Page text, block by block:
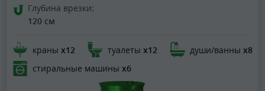
Глубина врезки:
120 см
краны х12 туалеты х12 души/ванны х8
стиральные машины х6